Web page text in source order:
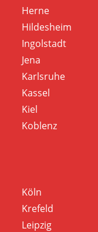
Herne
Hildesheim
Ingolstadt
Jena
Karlsruhe
Kassel
Kiel
Koblenz
Köln
Krefeld
Leipzig